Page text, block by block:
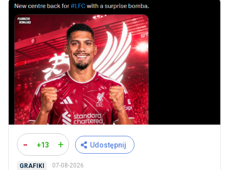
- +13 + Udostępnij
GRAFIKI 07-08-2026